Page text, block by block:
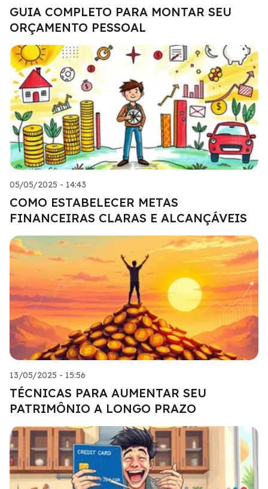
GUIA COMPLETO PARA MONTAR SEU
ORÇAMENTO PESSOAL
05/05/2025 - 14:43
COMO ESTABELECER METAS
FINANCEIRAS CLARAS E ALCANÇÁVEIS
13/05/2025 - 15:56
TÉCNICAS PARA AUMENTAR SEU
PATRIMÔNIO A LONGO PRAZO